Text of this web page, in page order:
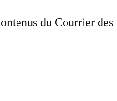
du Courrier des